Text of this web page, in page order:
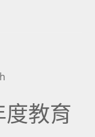
教育